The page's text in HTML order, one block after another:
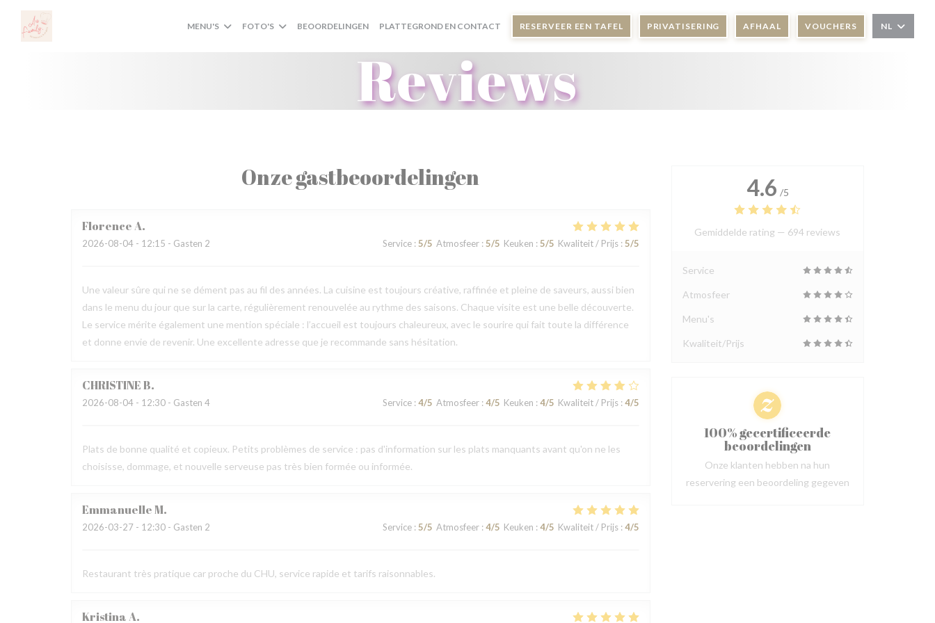
Cookies beheer paneel
MENU'S FOTO'S BEOORDELINGEN PLATTEGROND EN CONTACT RESERVEER EEN TAFEL PRIVATISERING AFHAAL VOUCHERS NL
Reviews
Onze gastbeoordelingen
FlorenceA
2026-08-04 - 12:15 - Gasten 2 Service: 5/5 Atmosfeer: 5/5 Keuken : 5/5 Kwaliteit / Prijs: 5/5
Une valeur sûre qui ne se dément pas au fil des années. La cuisine est toujours créative, raffinée et pleine de saveurs, aussi bien
dans le menu du jour que sur la carte, régulièrement renouvelée au rythme des saisons. Chaque visite est une belle découverte.
Le service mérite également une mention spéciale : l’accueil est toujours chaleureux, avec le sourire qui fait toute la différence
et donne envie de revenir. Une excellente adresse que je recommande sans hésitation.
CHRISTINEB
2026-08-04 - 12:30 - Gasten 4 Service: 4/5 Atmosfeer: 4/5 Keuken : 4/5 Kwaliteit / Prijs: 4/5
Plats de bonne qualité et copieux. Petits problèmes de service : pas d'information sur les plats manquants avant qu'on ne les
choisisse, dommage, et nouvelle serveuse pas très bien formée ou informée.
EmmanuelleM
2026-03-27 - 12:30 - Gasten 2 Service: 5/5 Atmosfeer: 4/5 Keuken : 4/5 Kwaliteit / Prijs: 4/5
Restaurant très pratique car proche du CHU, service rapide et tarifs raisonnables.
KristinaA
4.6 /5
Gemiddelde rating — 694 reviews
Service
Atmosfeer
Menu's
Kwaliteit/Prijs
100% gecertificeerde
beoordelingen
Onze klanten hebben na hun
reservering een beoordeling gegeven